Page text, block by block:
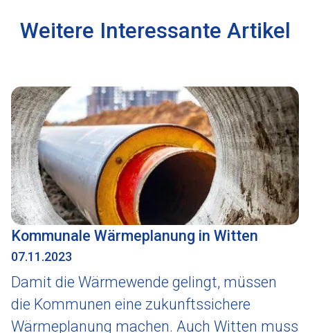
Weitere Interessante Artikel
Kommunale Wärmeplanung in Witten
07.11.2023
Damit die Wärmewende gelingt, müssen
die Kommunen eine zukunftssichere
Wärmeplanung machen. Auch Witten muss